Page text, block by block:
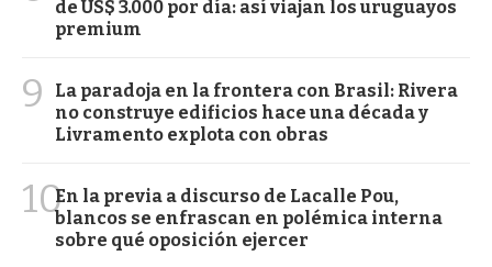
de US$ 3.000 por día: así viajan los uruguayos
premium
9
La paradoja en la frontera con Brasil: Rivera
no construye edificios hace una década y
Livramento explota con obras
10En la previa a discurso de Lacalle Pou,
blancos se enfrascan en polémica interna
sobre qué oposición ejercer